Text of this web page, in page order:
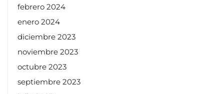
febrero 2024
enero 2024
diciembre 2023
noviembre 2023
octubre 2023
septiembre 2023